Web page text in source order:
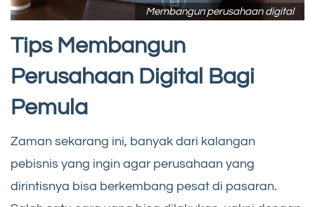
Membangun perusahaan digital
Tips Membangun
Perusahaan Digital Bagi
Pemula
Zaman sekarang ini, banyak dari kalangan
pebisnis yang ingin agar perusahaan yang
dirintisnya bisa berkembang pesat di pasaran.